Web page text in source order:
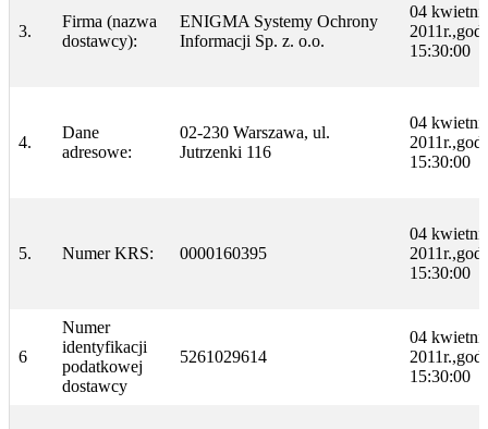
3.
Firma (nazwa
dostawcy):
ENIGMA Systemy Ochrony
Informacji Sp. z. o.o.
04
15:30:00
4.
Dane
adresowe:
02-230 Warszawa, ul.
Jutrzenki 116
04
15:30:00
5. Numer KRS: 0000160395
04
15:30:00
6
Numer
identyfikacji
podatkowej
dostawcy
5261029614
04
15:30:00